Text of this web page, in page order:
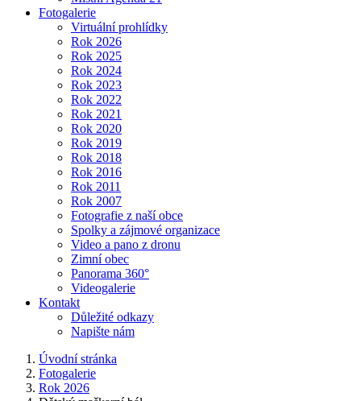
Fotogalerie
Virtuální prohlídky
Rok 2026
Rok 2025
Rok 2024
Rok 2023
Rok 2022
Rok 2021
Rok 2020
Rok 2019
Rok 2018
Rok 2016
Rok 2011
Rok 2007
Fotografie z naší obce
Spolky a zájmové organizace
Video a pano z dronu
Zimní obec
Panorama 360°
Videogalerie
Kontakt
Důležité odkazy
Napište nám
Úvodní stránka
Fotogalerie
Rok 2026